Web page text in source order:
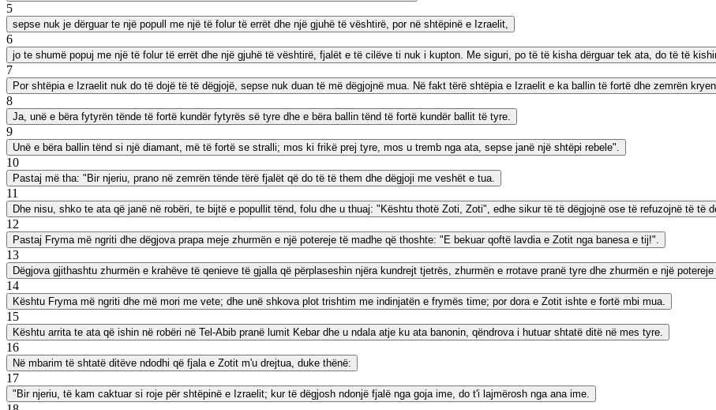
5
sepse nuk je dërguar te një popull me një të folur të errët dhe një gjuhë të vështirë, por në shtëpinë e Izraelit,
6
jo te shumë popuj me një të folur të errët dhe një gjuhë të vështirë, fjalët e të cilëve ti nuk i kupton. Me siguri, po të të kisha dërguar tek ata, do të të
7
Por shtëpia e Izraelit nuk do të dojë të të dëgjojë, sepse nuk duan të më dëgjojnë mua. Në fakt tërë shtëpia e Izraelit e ka ballin të fortë dhe zemrën
8
Ja, unë e bëra fytyrën tënde të fortë kundër fytyrës së tyre dhe e bëra ballin tënd të fortë kundër ballit të tyre.
9
Unë e bëra ballin tënd si një diamant, më të fortë se stralli; mos ki frikë prej tyre, mos u tremb nga ata, sepse janë një shtëpi rebele".
10
Pastaj më tha: "Bir njeriu, prano në zemrën tënde tërë fjalët që do të të them dhe dëgjoji me veshët e tua.
11
Dhe nisu, shko te ata që janë në robëri, te bijtë e popullit tënd, folu dhe u thuaj: "Kështu thotë Zoti, Zoti", edhe sikur të të dëgjojnë ose të refuzojnë të të
12
Pastaj Fryma më ngriti dhe dëgjova prapa meje zhurmën e një potereje të madhe që thoshte: "E bekuar qoftë lavdia e Zotit nga banesa e tij!".
13
Dëgjova gjithashtu zhurmën e krahëve të qenieve të gjalla që përplaseshin njëra kundrejt tjetrës, zhurmën e rrotave pranë tyre dhe zhurmën e një potereje
14
Kështu Fryma më ngriti dhe më mori me vete; dhe unë shkova plot trishtim me indinjatën e frymës time; por dora e Zotit ishte e fortë mbi mua.
15
Kështu arrita te ata që ishin në robëri në Tel-Abib pranë lumit Kebar dhe u ndala atje ku ata banonin, qëndrova i hutuar shtatë ditë në mes tyre.
16
Në mbarim të shtatë ditëve ndodhi që fjala e Zotit m'u drejtua, duke thënë:
17
"Bir njeriu, të kam caktuar si roje për shtëpinë e Izraelit; kur të dëgjosh ndonjë fjalë nga goja ime, do t'i lajmërosh nga ana ime.